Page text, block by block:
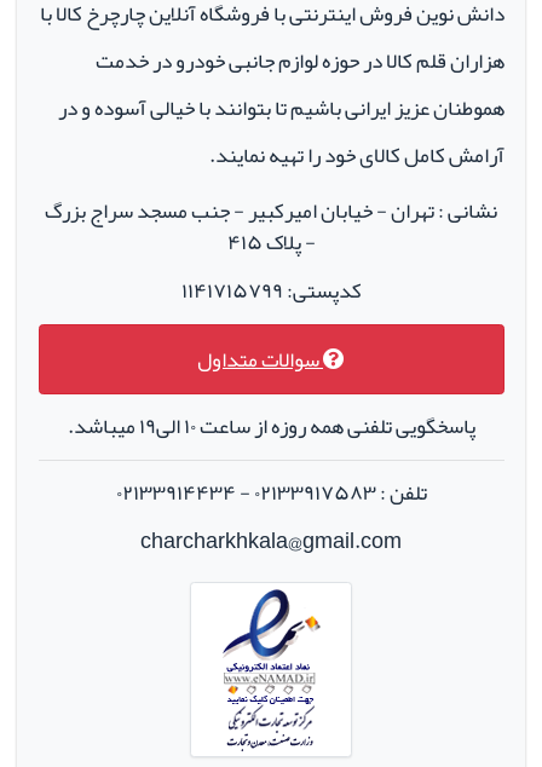
دانش نوین فروش اینترنتی با فروشگاه آنلاین چارچرخ کالا با
هزاران قلم کالا در حوزه لوازم جانبی خودرو در خدمت
هموطنان عزیز ایرانی باشیم تا بتوانند با خیالی آسوده و در
آرامش کامل کالای خود را تهیه نمایند.
نشانی : تهران - خیابان امیرکبیر - جنب مسجد سراج بزرگ
- پلاک ۴۱۵
کدپستی: ۱۱۴۱۷۱۵۷۹۹
سوالات متداول
پاسخگویی تلفنی همه روزه از ساعت ۱۰ الی۱۹ میباشد.
تلفن : ۰۲۱۳۳۹۱۷۵۸۳ - ۰۲۱۳۳۹۱۴۴۳۴
charcharkhkala@gmail.com